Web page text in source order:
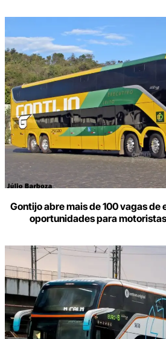
Gontijo abre mais de 100 vagas
oportunidades para